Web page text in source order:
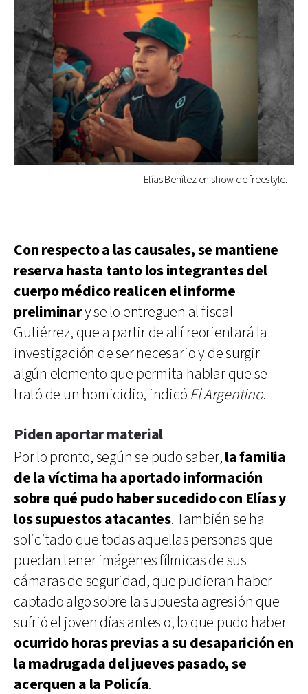
Elías Benítez en show de freestyle.
Con respecto a las causales, se mantiene
reserva hasta tanto los integrantes del
cuerpo médico realicen el informe
preliminary se lo entreguen al fiscal
Gutiérrez, que a partir de allí reorientará la
investigación de ser necesario y de surgir
algún elemento que permita hablar que se
trató de un homicidio, indicó El Argentino.
Piden aportar material
Por lo pronto, según se pudo saber,la familia
de la víctima ha aportado información
sobre qué pudo haber sucedido con Elías y
los supuestos atacantes. También se ha
solicitado que todas aquellas personas que
puedan tener imágenes fílmicas de sus
cámaras de seguridad, que pudieran haber
captado algo sobre la supuesta agresión que
sufrió el joven días antes o, lo que pudo haber
ocurrido horas previas a su desaparición en
la madrugada del jueves pasado, se
acerquen a la Policía.